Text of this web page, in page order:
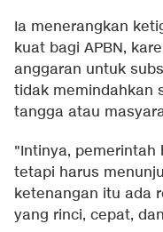
Ia menerangkan
kuat bagi APBN,
anggaran untuk
tidak memindahkan
tangga atau
"Intinya, pemerintah
tetapi harus
ketenangan itu ada
yang rinci, cepat,